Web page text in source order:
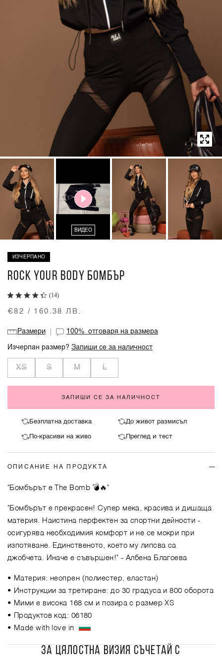
ВИДЕО
ИЗЧЕРПАНО
ROCK YOUR BODY БОМБЪР
(14)
€82 / 160.38 ЛВ.
Размери 100%отговаря на размера
Изчерпан размер?Запиши се за наличност
XS S M L
ЗАПИШИ СЕ ЗА НАЛИЧНОСТ
Безплатна доставка До живот размисъл
По-красиви на живо Преглед и тест
ОПИСАНИЕ НА ПРОДУКТА
"Бомбърът е The Bomb 💣🔥"
"Бомбърът е прекрасен! Супер мека, красива и дишаща
материя. Наистина перфектен за спортни дейности -
осигурява необходимия комфорт и не се мокри при
изпотяване. Единственото, което му липсва са
джобчета. Иначе е съвършен!" - Албена Благоева
• Материя: неопрен (полиестер, еластан)
• Инструкции за третиране: до 30 градуса и 800 оборота
• Мими е висока 168 см и позира с размер XS
• Продуктов код: 06180
• Made with love in
ЗА ЦЯЛОСТНА ВИЗИЯ СЪЧЕТАЙ С